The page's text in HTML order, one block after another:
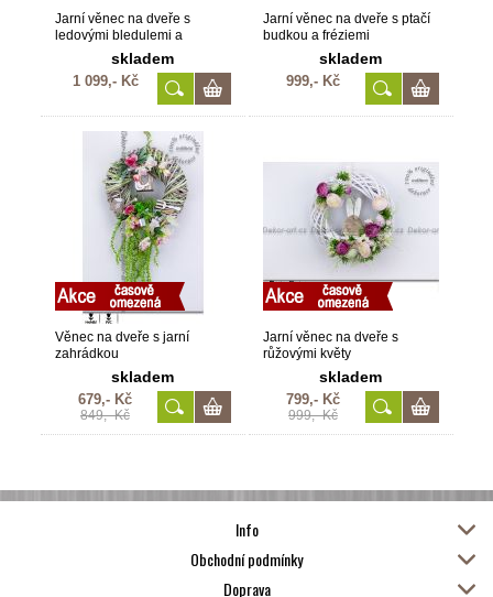
Jarní věnec na dveře s
ledovými bledulemi a
ranunculusyskladem
1 099,- Kč
Jarní věnec na dveře s ptačí
budkou a fréziemi
skladem
999,- Kč
Věnec na dveře s jarní
zahrádkou
skladem
679,- Kč
849,- Kč
Jarní věnec na dveře s
růžovými květy
skladem
799,- Kč
999,- Kč
Info
Obchodní podmínky
Doprava